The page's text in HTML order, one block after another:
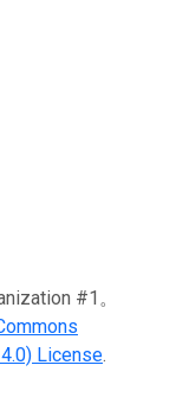
#1。
License.